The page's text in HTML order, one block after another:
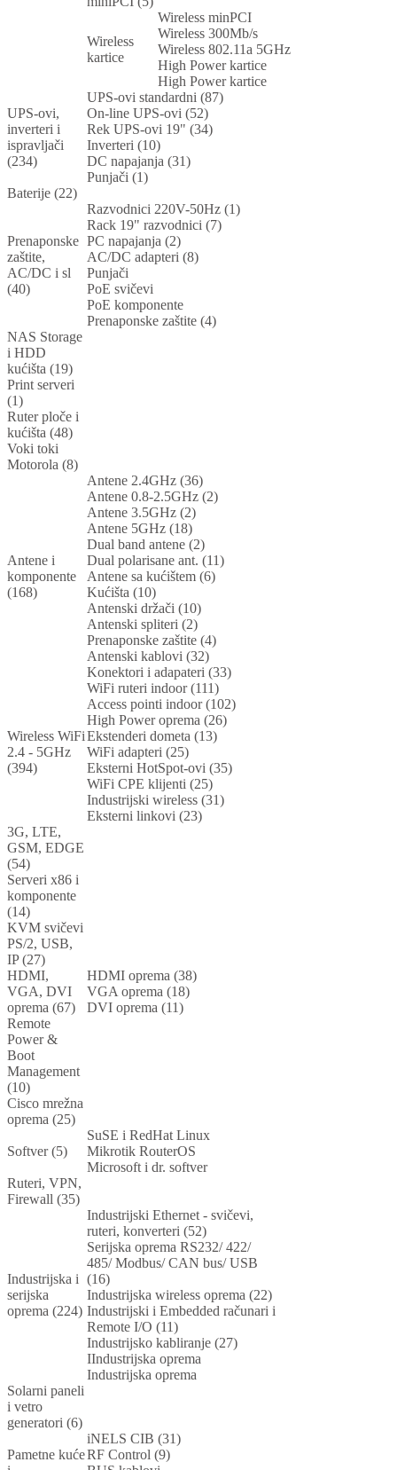
Wireless
kartice
Wireless minPCI
Wireless 300Mb/s
Wireless 802.11a 5GHz
High Power kartice
High Power kartice
UPS-ovi,
inverteri i
ispravljači
(234)
UPS-ovi standardni (87)
On-line UPS-ovi (52)
Rek UPS-ovi 19" (34)
Inverteri (10)
DC napajanja (31)
Punjači (1)
Baterije (22)
Prenaponske
zaštite,
AC/DC i sl
(40)
Razvodnici 220V-50Hz (1)
Rack 19" razvodnici (7)
PC napajanja (2)
AC/DC adapteri (8)
Punjači
PoE svičevi
PoE komponente
Prenaponske zaštite (4)
NAS Storage
i HDD
kućišta (19)
Print serveri
(1)
Ruter ploče i
kućišta (48)
Voki toki
Motorola (8)
Antene i
komponente
(168)
Antene 2.4GHz (36)
Antene 0.8-2.5GHz (2)
Antene 3.5GHz (2)
Antene 5GHz (18)
Dual band antene (2)
Dual polarisane ant. (11)
Antene sa kućištem (6)
Kućišta (10)
Antenski držači (10)
Antenski spliteri (2)
Prenaponske zaštite (4)
Antenski kablovi (32)
Konektori i adapateri (33)
Wireless WiFi
2.4 - 5GHz
(394)
WiFi ruteri indoor (111)
Access pointi indoor (102)
High Power oprema (26)
Ekstenderi dometa (13)
WiFi adapteri (25)
Eksterni HotSpot-ovi (35)
WiFi CPE klijenti (25)
Industrijski wireless (31)
Eksterni linkovi (23)
3G, LTE,
GSM, EDGE
(54)
Serveri x86 i
komponente
(14)
KVM svičevi
PS/2, USB,
IP (27)
HDMI,
VGA, DVI
oprema (67)
HDMI oprema (38)
VGA oprema (18)
DVI oprema (11)
Remote
Power &
Boot
Management
(10)
Cisco mrežna
oprema (25)
Softver (5)
SuSE i RedHat Linux
Mikrotik RouterOS
Microsoft i dr. softver
Ruteri, VPN,
Firewall (35)
Industrijska i
serijska
oprema (224)
Industrijski Ethernet - svičevi,
ruteri, konverteri (52)
Serijska oprema RS232/ 422/
485/ Modbus/ CAN bus/ USB
(16)
Industrijska wireless oprema (22)
Industrijski i Embedded računari i
Remote I/O (11)
Industrijsko kabliranje (27)
IIndustrijska oprema
Industrijska oprema
Solarni paneli
i vetro
generatori (6)
Pametne kuće
iNELS CIB (31)
RF Control (9)